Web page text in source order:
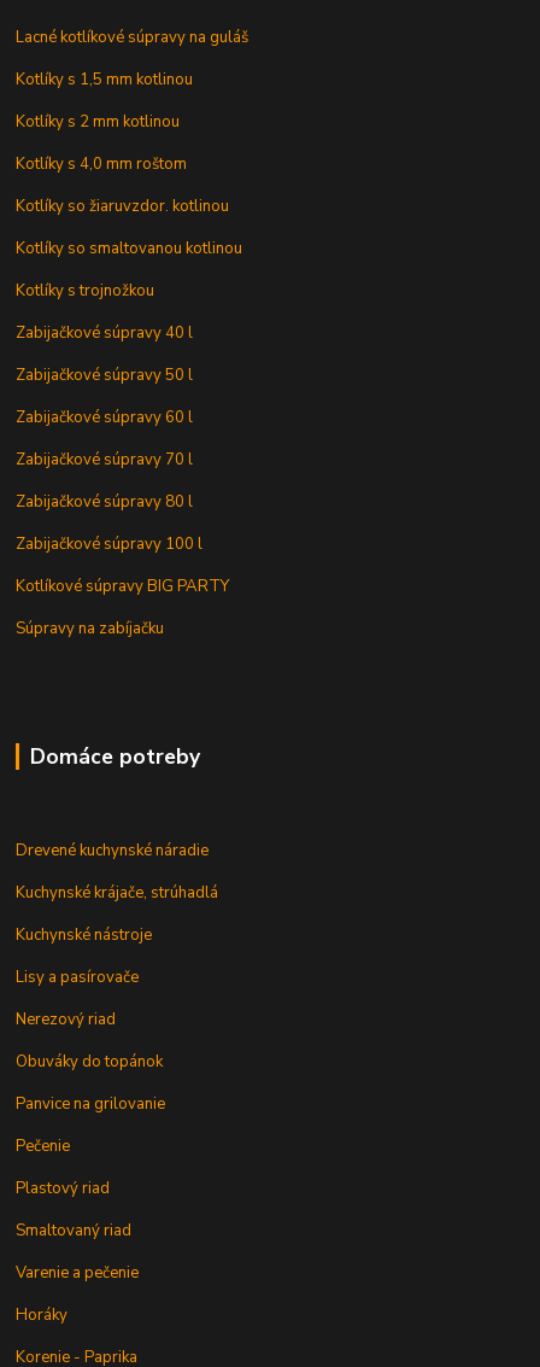
Lacné kotlíkové súpravy na guláš
Kotlíky s 1,5 mm kotlinou
Kotlíky s 2 mm kotlinou
Kotlíky s 4,0 mm roštom
Kotlíky so žiaruvzdor. kotlinou
Kotlíky so smaltovanou kotlinou
Kotlíky s trojnožkou
Zabijačkové súpravy 40 l
Zabijačkové súpravy 50 l
Zabijačkové súpravy 60 l
Zabijačkové súpravy 70 l
Zabijačkové súpravy 80 l
Zabijačkové súpravy 100 l
Kotlíkové súpravy BIG PARTY
Súpravy na zabíjačku
Domáce potreby
Drevené kuchynské náradie
Kuchynské krájače, strúhadlá
Kuchynské nástroje
Lisy a pasírovače
Nerezový riad
Obuváky do topánok
Panvice na grilovanie
Pečenie
Plastový riad
Smaltovaný riad
Varenie a pečenie
Horáky
Korenie - Paprika